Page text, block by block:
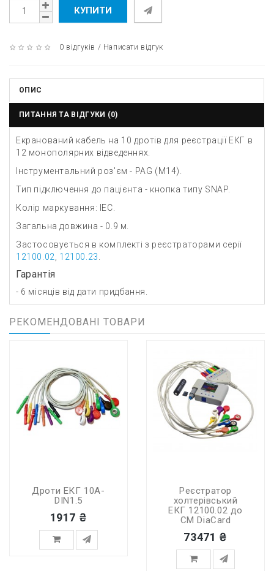
КУПИТИ
0 відгуків / Написати відгук
ОПИС
ПИТАННЯ ТА ВІДГУКИ (0)
Екранований кабель на 10 дротів для реєстрації ЕКГ в
12 монополярних відведеннях.
Інструментальний роз'єм - PAG (M14).
Тип підключення до пацієнта - кнопка типу SNAP.
Колір маркування: IEC.
Загальна довжина - 0.9 м.
Застосовується в комплекті з реєстраторами серії
12100.02
12100.23
Гарантія
- 6 місяців від дати придбання.
РЕКОМЕНДОВАНІ ТОВАРИ
Дроти ЕКГ 10A-
DIN1.5
1917 ₴
Реєстратор
холтерівський
ЕКГ 12100.02 до
СМ DiaCard
73471 ₴